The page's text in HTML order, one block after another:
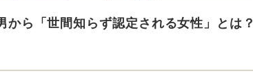
ら「世間知らず認定される女性」とは？